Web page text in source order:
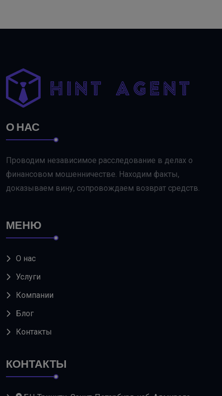
О НАС
Проводим независимое расследование в делах о
финансовом мошенничестве. Находим факты,
доказываем вину, сопровождаем возврат средств.
МЕНЮ
О нас
Услуги
Компании
Блог
Контакты
КОНТАКТЫ